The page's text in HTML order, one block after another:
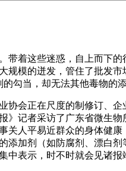
着这些迷惑，自上而下
模的迸发，管住了批发
勾当，却无法其他毒物的
正在尺度的制修订、
记者采访了广东省微生
人平易近群众的身体健
加剂（如防腐剂、漂白
表示，时不时就会见诸报